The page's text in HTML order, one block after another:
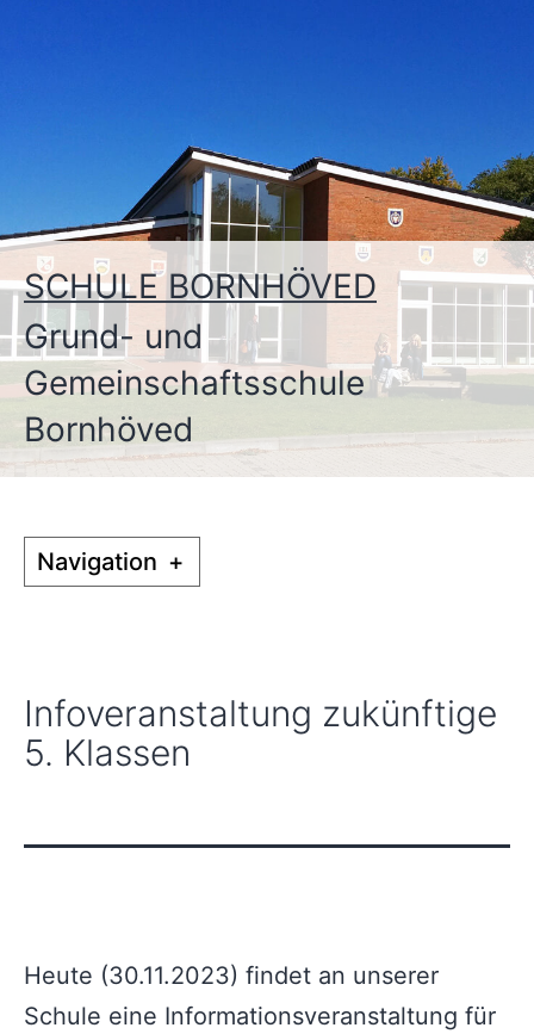
SCHULE BORNHÖVED
Grund- und
Gemeinschaftsschule
Bornhöved
Infoveranstaltung zukünftige
5. Klassen
Heute (30.11.2023) findet an unserer
Schule eine Informationsveranstaltung für
Navigation +